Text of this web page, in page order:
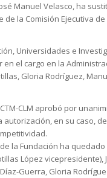
Manuel Velasco, ha
la Comisión Ejecutiva
Universidades e
el cargo en la
Gloria Rodríguez,
CLM aprobó por
autorización, en su caso,
la Fundación ha
López vicepresidente),
Guerra, Gloria